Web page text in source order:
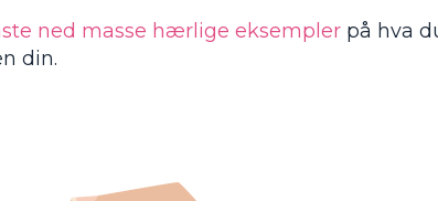
ned masse hærlige eksempler på hva
din.